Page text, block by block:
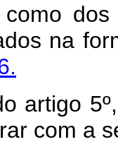
como
na
artigo
com a